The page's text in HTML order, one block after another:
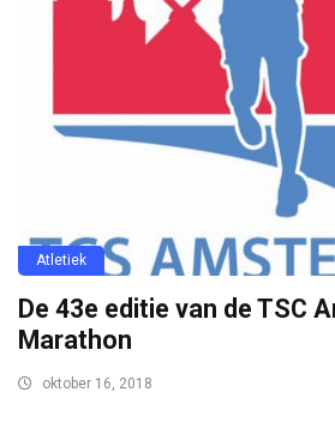
Atletiek
De 43e editie van de TSC
Marathon
oktober 16, 2018